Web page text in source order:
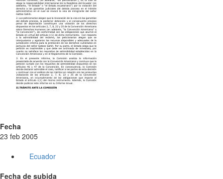
Fecha
23 feb 2005
Ecuador
Fecha de subida